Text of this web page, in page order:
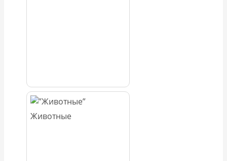
Животные